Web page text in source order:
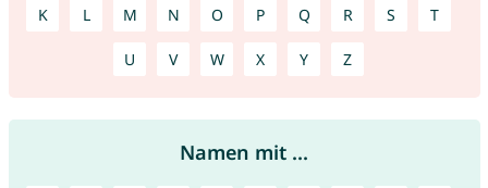
K L M N O P Q R S T
U V W X Y Z
Namen mit ...